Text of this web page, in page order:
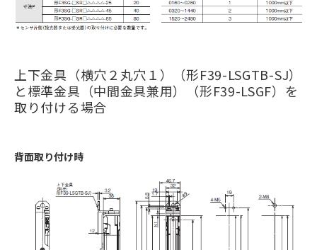
上下金具（横穴２丸穴１）（形F39-LSGTB-SJ）
と標準金具（中間金具兼用）（形F39-LSGF）を
取り付ける場合
背面取り付け時